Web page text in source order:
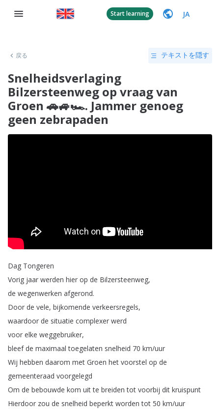
Start learning JA
戻る テキストを隠す
Snelheidsverlaging
Bilzersteenweg op vraag van
Groen 🚗🚙🏎. Jammer genoeg
geen zebrapaden
Dag Tongeren
Vorig jaar werden hier op de Bilzersteenweg,
de wegenwerken afgerond.
Door de vele, bijkomende verkeersregels,
waardoor de situatie complexer werd
voor elke weggebruiker,
bleef de maximaal toegelaten snelheid 70 km/uur
Wij hebben daarom met Groen het voorstel op de
gemeenteraad voorgelegd
Om de bebouwde kom uit te breiden tot voorbij dit kruispunt
Hierdoor zou de snelheid beperkt worden tot 50 km/uur